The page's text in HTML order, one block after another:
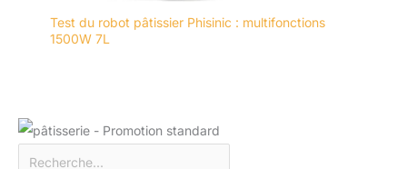
Test du robot pâtissier Phisinic : multifonctions
1500W 7L